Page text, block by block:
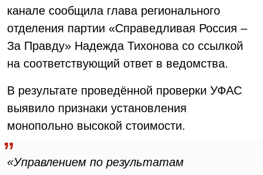
канале сообщила глава регионального
отделения партии «Справедливая Россия –
За Правду» Надежда Тихонова со ссылкой
на соответствующий ответ в ведомства.
В результате проведённой проверки УФАС
выявило признаки установления
монопольно высокой стоимости.
«Управлением по результатам